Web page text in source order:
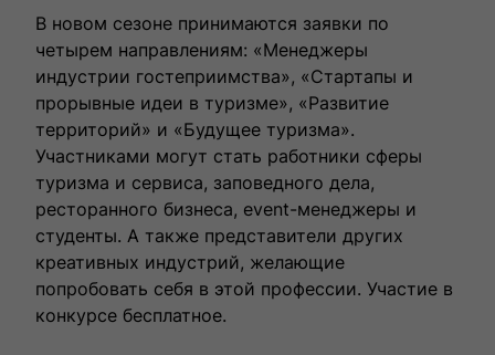
В новом сезоне принимаются заявки по
четырем направлениям: «Менеджеры
индустрии гостеприимства», «Стартапы и
прорывные идеи в туризме», «Развитие
территорий» и «Будущее туризма».
Участниками могут стать работники сферы
туризма и сервиса, заповедного дела,
ресторанного бизнеса, event-менеджеры и
студенты. А также представители других
креативных индустрий, желающие
попробовать себя в этой профессии. Участие в
конкурсе бесплатное.